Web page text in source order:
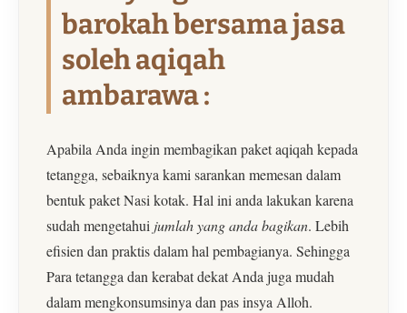
barokah bersama jasa
soleh aqiqah
ambarawa :
Apabila Anda ingin membagikan paket aqiqah kepada
tetangga, sebaiknya kami sarankan memesan dalam
bentuk paket Nasi kotak. Hal ini anda lakukan karena
sudah mengetahui jumlah yang anda bagikan. Lebih
efisien dan praktis dalam hal pembagianya. Sehingga
Para tetangga dan kerabat dekat Anda juga mudah
dalam mengkonsumsinya dan pas insya Alloh.